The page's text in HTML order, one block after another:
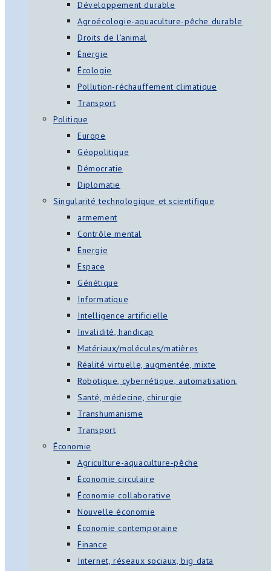
Développement durable
Agroécologie-aquaculture-pêche durable
Droits de l’animal
Énergie
Écologie
Pollution-réchauffement climatique
Transport
Politique
Europe
Géopolitique
Démocratie
Diplomatie
Singularité technologique et scientifique
armement
Contrôle mental
Énergie
Espace
Génétique
Informatique
Intelligence artificielle
Invalidité, handicap
Matériaux/molécules/matières
Réalité virtuelle, augmentée, mixte
Robotique, cybernétique, automatisation,
Santé, médecine, chirurgie
Transhumanisme
Transport
Économie
Agriculture-aquaculture-pêche
Économie circulaire
Économie collaborative
Nouvelle économie
Économie contemporaine
Finance
Internet, réseaux sociaux, big data